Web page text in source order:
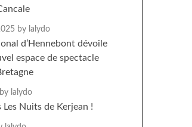
by lalydo
d’Hennebont dévoile
espace de spectacle
by lalydo
Les Nuits de Kerjean !